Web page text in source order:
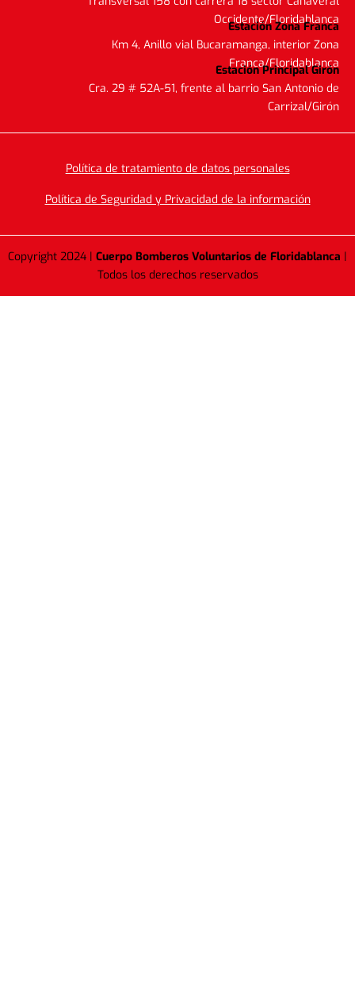
Occidente/Floridablanca
Estación Zona Franca
Km 4, Anillo vial Bucaramanga, interior Zona
Franca/Floridablanca
Estación Principal Girón
Cra. 29 # 52A-51, frente al barrio San Antonio de
Carrizal/Girón
Política de tratamiento de datos personales
Política de Seguridad y Privacidad de la información
Copyright 2024 | Cuerpo Bomberos Voluntarios de Floridablanca |
Todos los derechos reservados